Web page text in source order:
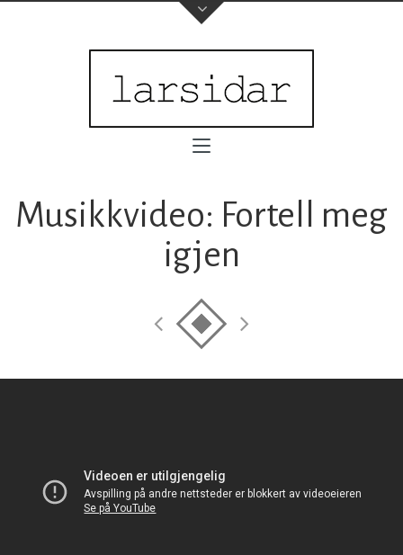
Musikkvideo: Fortell meg
igjen